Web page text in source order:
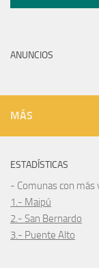
ANUNCIOS
MÁS
ESTADÍSTICAS
- Comunas con más
1.- Maipú
2.- San Bernardo
3.- Puente Alto